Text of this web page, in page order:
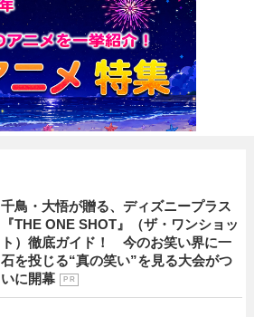
千鳥・大悟が贈る、ディズニープラス
『THE ONE SHOT』（ザ・ワンショッ
ト）徹底ガイド！ 今のお笑い界に一
石を投じる“真の笑い”を見る大会がつ
いに開幕
P R